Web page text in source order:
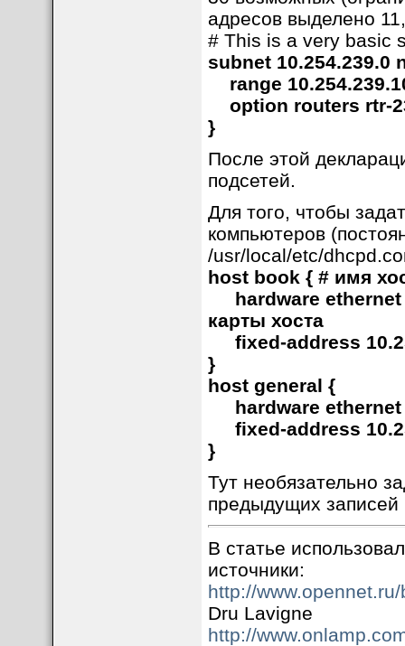
адресов выделено
# This is a very basic
subnet 10.254.239.0
range
option routers rtr-
}
После этой
подсетей.
Для того, чтобы
компьютеров
/usr/local/etc/
host book { # имя
hardware ethernet
карты хоста
fixed-address
}
host general {
hardware ethernet
fixed-address
}
Тут необязательно
предыдущих
В статье
источники:
http://
Dru Lavigne
http://